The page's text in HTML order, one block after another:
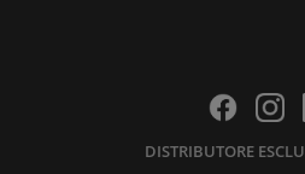
DISTRIBUTORE